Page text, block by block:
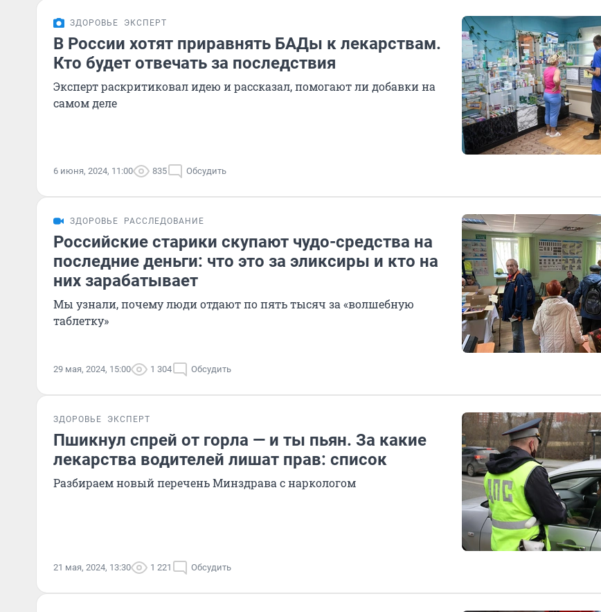
ЗДОРОВЬЕ ЭКСПЕРТ
В России хотят приравнять БАДы к лекарствам.
Кто будет отвечать за последствия
Эксперт раскритиковал идею и рассказал, помогают ли добавки на
самом деле
6 июня, 2024, 11:00 835 Обсудить
ЗДОРОВЬЕ РАССЛЕДОВАНИЕ
Российские старики скупают чудо-средства на
последние деньги: что это за эликсиры и кто на
них зарабатывает
Мы узнали, почему люди отдают по пять тысяч за «волшебную
таблетку»
29 мая, 2024, 15:00 1 304 Обсудить
ЗДОРОВЬЕ ЭКСПЕРТ
Пшикнул спрей от горла — и ты пьян. За какие
лекарства водителей лишат прав: список
Разбираем новый перечень Минздрава с наркологом
21 мая, 2024, 13:30 1 221 Обсудить